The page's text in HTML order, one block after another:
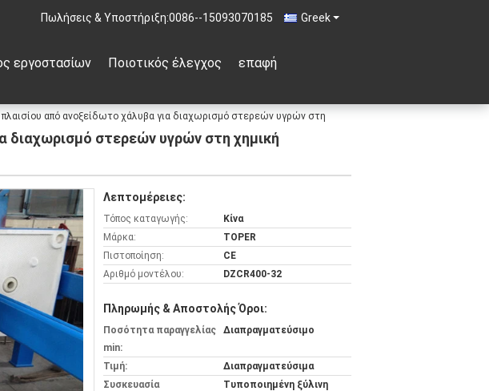
Greek
Πωλήσεις & Υποστήριξη:0086--15093070185
εργοστασίων Ποιοτικός έλεγχος
επαφή
πλαισίου από ανοξείδωτο χάλυβα για διαχωρισμό στερεών υγρών στη
διαχωρισμό στερεών υγρών στη χημική
Λεπτομέρειες:
Τόπος καταγωγής:
Κίνα
Μάρκα:
TOPER
Πιστοποίηση:
CE
Αριθμό μοντέλου:
DZCR400-32
Πληρωμής & Αποστολής Όροι:
Ποσότητα παραγγελίας
min:
Διαπραγματεύσιμο
Τιμή:
Διαπραγματεύσιμα
Συσκευασία
Τυποποιημένη ξύλινη